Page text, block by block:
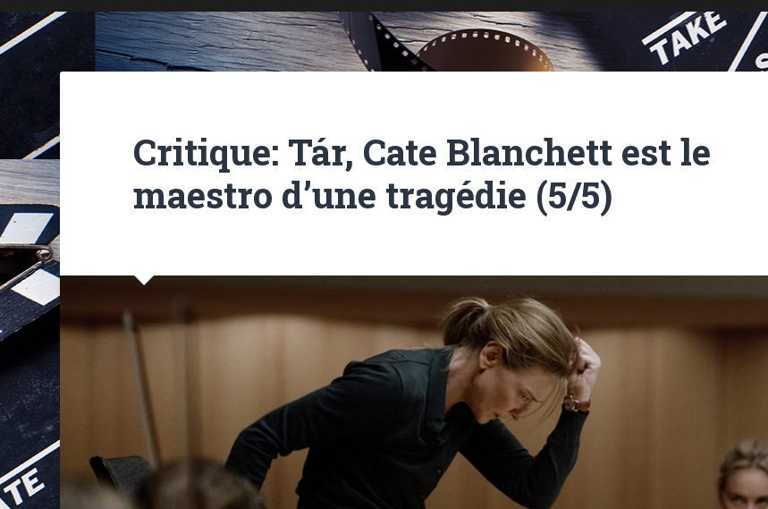
Critique: Tár, Cate Blanchett est le
maestro d’une tragédie (5/5)